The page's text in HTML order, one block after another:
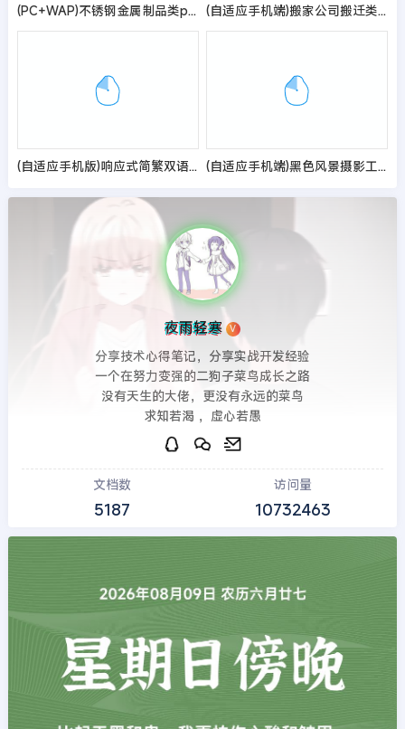
(PC+WAP)不锈钢金属制品类pbootcms网站模板 蓝色营销型不锈钢弹簧线网站源码 (自适应手机端)搬家公司搬迁类pbootcms网站模板 家政服务网站源码
(自适应手机版)响应式简繁双语黑色轴承齿轮机械制造企业pbootcms模板 机械齿轮设备网站源码 (自适应手机端)黑色风景摄影工作室网站pbootcms模板 个人写真拍照网站源码
夜雨轻寒 V
分享技术心得笔记，分享实战开发经验
一个在努力变强的二狗子菜鸟成长之路
没有天生的大佬，更没有永远的菜鸟
求知若渴 ，虚心若愚
文档数
5187
访问量
10732463